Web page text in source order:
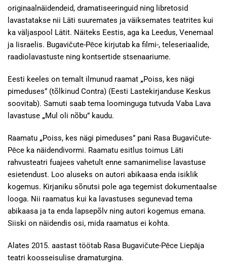
originaalnäidendeid, dramatiseeringuid ning libretosid
lavastatakse nii Läti suuremates ja väiksemates teatrites kui
ka väljaspool Lätit. Näiteks Eestis, aga ka Leedus, Venemaal
ja Iisraelis. Bugavičute-Pēce kirjutab ka filmi-, teleseriaalide,
raadiolavastuste ning kontsertide stsenaariume.
Eesti keeles on temalt ilmunud raamat „Poiss, kes nägi
pimeduses” (tõlkinud Contra) (Eesti Lastekirjanduse Keskus
soovitab). Samuti saab tema loominguga tutvuda Vaba Lava
lavastuse „Mul oli nõbu” kaudu.
Raamatu „Poiss, kes nägi pimeduses” pani Rasa Bugavičute-
Pēce ka näidendivormi. Raamatu esitlus toimus Läti
rahvusteatri fuajees vahetult enne samanimelise lavastuse
esietendust. Loo aluseks on autori abikaasa enda isiklik
kogemus. Kirjaniku sõnutsi pole aga tegemist dokumentaalse
looga. Nii raamatus kui ka lavastuses segunevad tema
abikaasa ja ta enda lapsepõlv ning autori kogemus emana.
Siiski on näidendis osi, mida raamatus ei kohta.
Alates 2015. aastast töötab Rasa Bugavičute-Pēce Liepāja
teatri koosseisulise dramaturgina.